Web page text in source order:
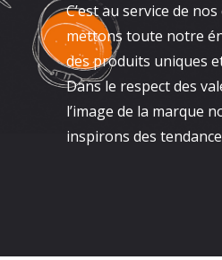
C’est au service de
mettons toute notre
des produits uniques
Dans le respect des
l’image de la marque
inspirons des